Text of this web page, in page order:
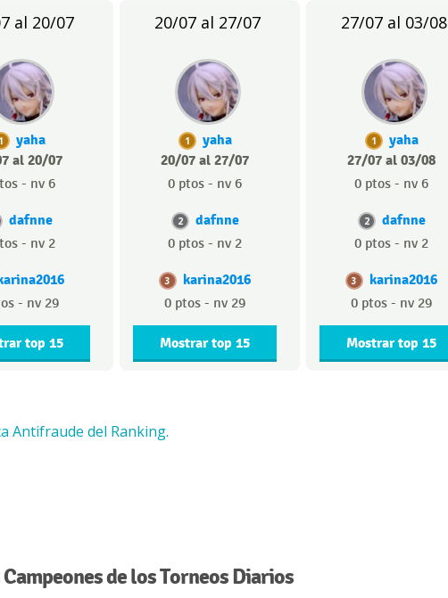
al 20/07
1
yaha
al 20/07
- nv 6
dafnne
- nv 2
- nv 29
top 15
20/07 al 27/07
1
yaha
20/07 al 27/07
0 ptos - nv 6
2 dafnne
0 ptos - nv 2
3 karina2016
0 ptos - nv 29
Mostrar top 15
27/07 al 03/08
1
yaha
27/07 al 03/08
0 ptos - nv 6
2 dafnne
0 ptos - nv 2
3 karina2016
0 ptos - nv 29
Mostrar top 15
Antifraude del Ranking.
de los Torneos Diarios